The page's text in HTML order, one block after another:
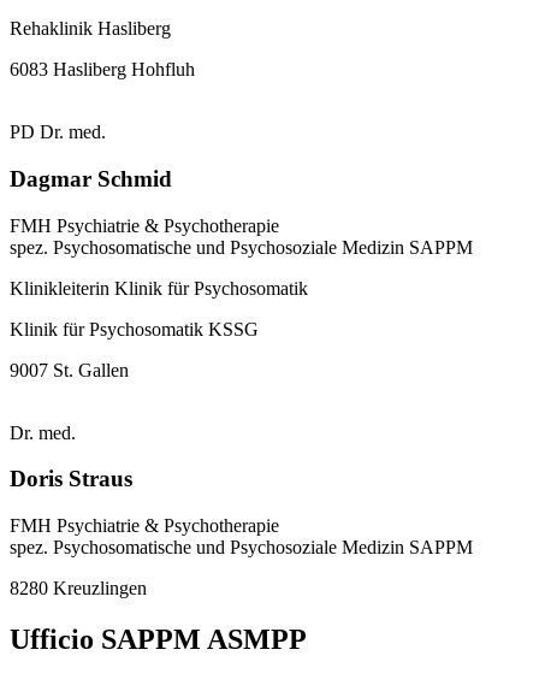
Rehaklinik Hasliberg
6083 Hasliberg Hohfluh
PD Dr. med.
Dagmar Schmid
FMH Psychiatrie & Psychotherapie
spez. Psychosomatische und Psychosoziale Medizin SAPPM
Klinikleiterin Klinik für Psychosomatik
Klinik für Psychosomatik KSSG
9007 St. Gallen
Dr. med.
Doris Straus
FMH Psychiatrie & Psychotherapie
spez. Psychosomatische und Psychosoziale Medizin SAPPM
8280 Kreuzlingen
Ufficio SAPPM ASMPP